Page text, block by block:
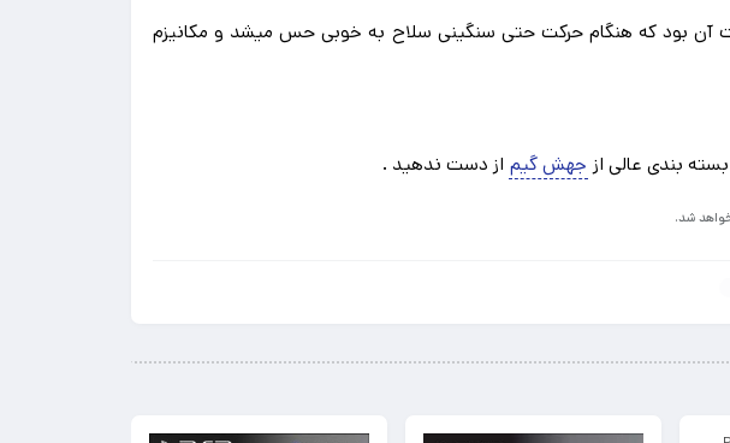
آن بود که هنگام حرکت حتی سنگینی سلاح به خوبی حس میشد و مکانیزم
جهش گیم از دست ندهید .
شد.